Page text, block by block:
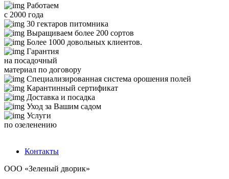
Работаем
с 2000 года
30 гектаров питомника
Выращиваем более 200 сортов
Более 1000 довольных клиентов.
Гарантия
на посадочный
материал по договору
Специализированная система орошения полей
Карантинный сертификат
Доставка и посадка
Уход за Вашим садом
Услуги
по озеленению
Контакты
ООО «Зеленый дворик»